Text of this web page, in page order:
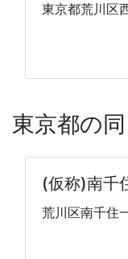
東京都荒川区
東京都の
(仮称)南千
荒川区南千住